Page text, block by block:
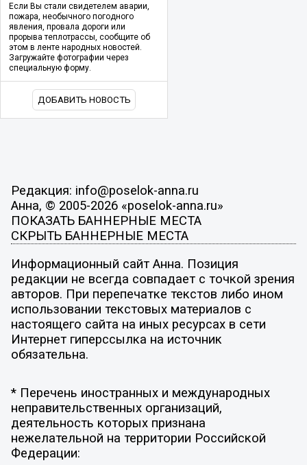
Если Вы стали свидетелем аварии,
пожара, необычного погодного
явления, провала дороги или
прорыва теплотрассы, сообщите об
этом в ленте народных новостей.
Загружайте фотографии через
специальную форму.
ДОБАВИТЬ НОВОСТЬ
Редакция: info@poselok-anna.ru
Анна, © 2005-2026 «poselok-anna.ru»
ПОКАЗАТЬ БАННЕРНЫЕ МЕСТА
СКРЫТЬ БАННЕРНЫЕ МЕСТА
Информационный сайт Анна. Позиция
редакции не всегда совпадает с точкой зрения
авторов. При перепечатке текстов либо ином
использовании текстовых материалов с
настоящего сайта на иных ресурсах в сети
Интернет гиперссылка на источник
обязательна.
* Перечень иностранных и международных
неправительственных организаций,
деятельность которых признана
нежелательной на территории Российской
Федерации: